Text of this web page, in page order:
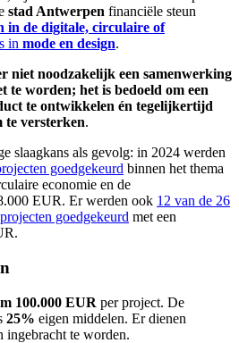
stad Antwerpen financiële steun
in de digitale, circulaire of
in mode en design.
niet noodzakelijk een samenwerking
te worden; het is bedoeld om een
te ontwikkelen én tegelijkertijd
te versterken.
slaagkans als gevolg: in 2024 werden
goedgekeurd binnen het thema
economie en de
EUR. Er werden ook 12 van de 26
goedgekeurd met een
100.000 EUR per project. De
25% eigen middelen. Er dienen
ingebracht te worden.